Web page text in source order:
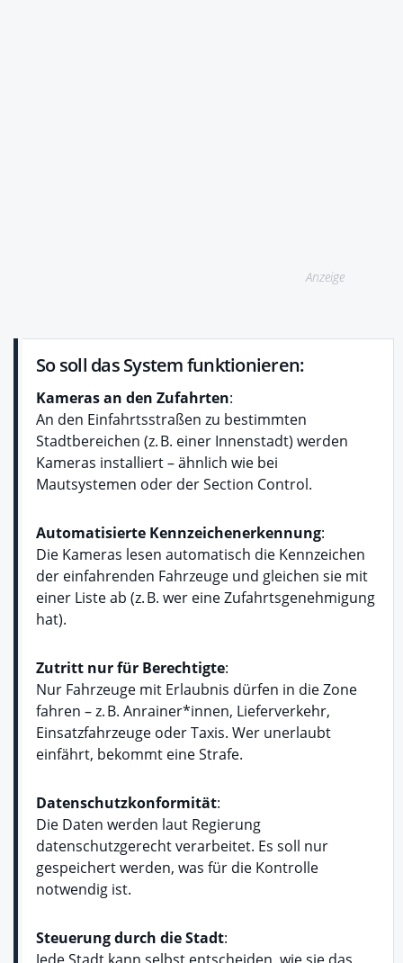
Anzeige
So soll das System funktionieren:
Kameras an den Zufahrten:
An den Einfahrtsstraßen zu bestimmten
Stadtbereichen (z. B. einer Innenstadt) werden
Kameras installiert – ähnlich wie bei
Mautsystemen oder der Section Control.
Automatisierte Kennzeichenerkennung:
Die Kameras lesen automatisch die Kennzeichen
der einfahrenden Fahrzeuge und gleichen sie mit
einer Liste ab (z. B. wer eine Zufahrtsgenehmigung
hat).
Zutritt nur für Berechtigte:
Nur Fahrzeuge mit Erlaubnis dürfen in die Zone
fahren – z. B. Anrainer*innen, Lieferverkehr,
Einsatzfahrzeuge oder Taxis. Wer unerlaubt
einfährt, bekommt eine Strafe.
Datenschutzkonformität:
Die Daten werden laut Regierung
datenschutzgerecht verarbeitet. Es soll nur
gespeichert werden, was für die Kontrolle
notwendig ist.
Steuerung durch die Stadt: